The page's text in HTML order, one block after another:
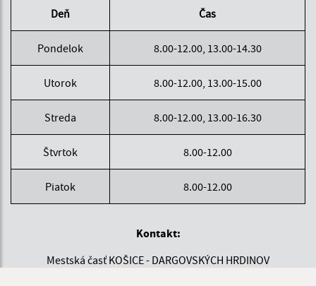
Deň Čas
Pondelok 8.00-12.00, 13.00-14.30
Utorok 8.00-12.00, 13.00-15.00
Streda 8.00-12.00, 13.00-16.30
Štvrtok 8.00-12.00
Piatok 8.00-12.00
Kontakt:
Mestská časť KOŠICE - DARGOVSKÝCH HRDINOV